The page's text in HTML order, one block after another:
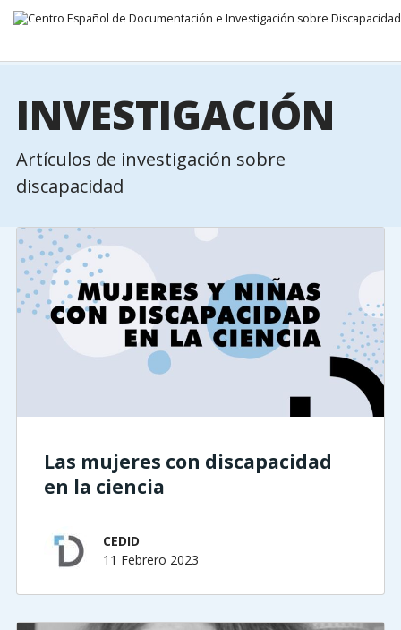
INVESTIGACIÓN
Artículos de investigación sobre
discapacidad
Las mujeres con discapacidad
en la ciencia
CEDID
11 Febrero 2023